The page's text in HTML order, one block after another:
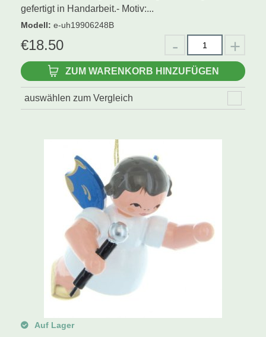
gefertigt in Handarbeit.- Motiv:...
Modell: e-uh19906248B
€18.50
ZUM WARENKORB HINZUFÜGEN
auswählen zum Vergleich
Auf Lager